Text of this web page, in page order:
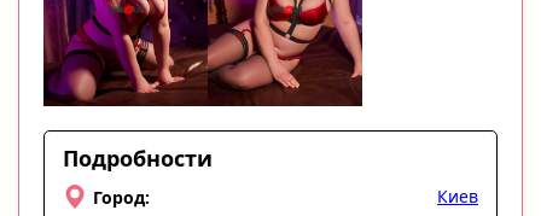
Подробности
Город: Киев